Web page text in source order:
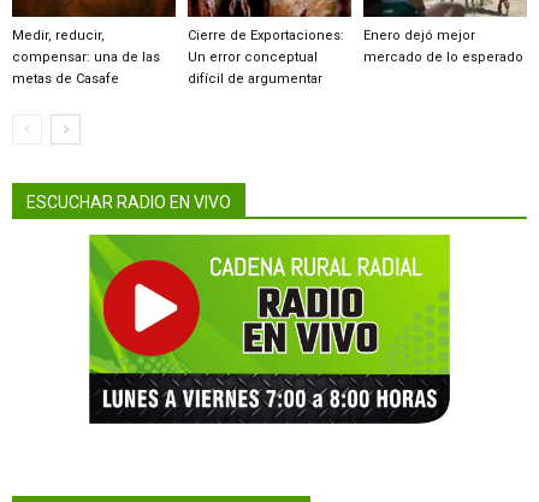
Medir, reducir,
compensar: una de las
metas de Casafe
Cierre de Exportaciones:
Un error conceptual
difícil de argumentar
Enero dejó mejor
mercado de lo esperado
ESCUCHAR RADIO EN VIVO